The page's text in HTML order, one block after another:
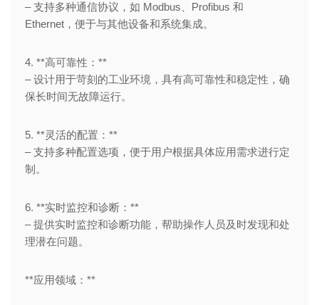
– 支持多种通信协议，如 Modbus、Profibus 和
Ethernet，便于与其他设备和系统集成。
4. **高可靠性：**
– 设计用于苛刻的工业环境，具有高可靠性和稳定性，确
保长时间无故障运行。
5. **灵活的配置：**
– 支持多种配置选项，便于用户根据具体应用需求进行定
制。
6. **实时监控和诊断：**
– 提供实时监控和诊断功能，帮助操作人员及时发现和处
理潜在问题。
**应用领域：**